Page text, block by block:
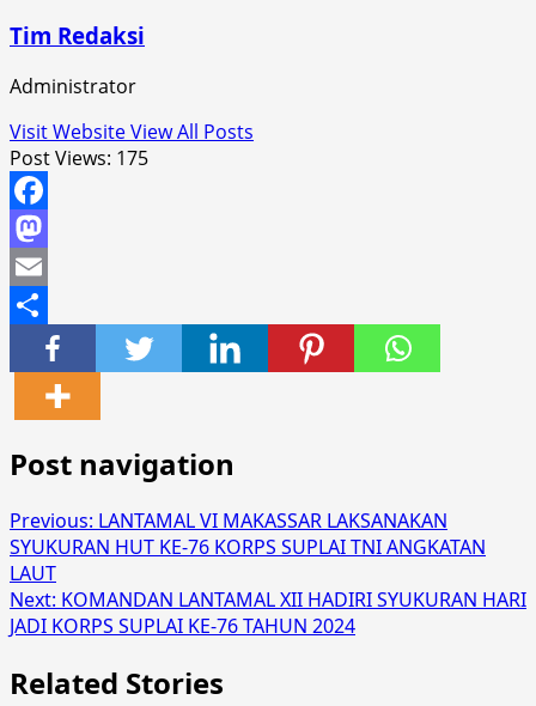
Tim Redaksi
Administrator
Visit WebsiteView All Posts
Post Views: 175
Facebook
Mastodon
Email
Share
Post navigation
Previous: LANTAMAL VI MAKASSAR LAKSANAKAN
SYUKURAN HUT KE-76 KORPS SUPLAI TNI ANGKATAN
LAUT
Next: KOMANDAN LANTAMAL XII HADIRI SYUKURAN HARI
JADI KORPS SUPLAI KE-76 TAHUN 2024
Related Stories